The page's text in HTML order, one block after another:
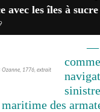
avec les îles à sucre
Ozanne, 1776, extrait
—
des